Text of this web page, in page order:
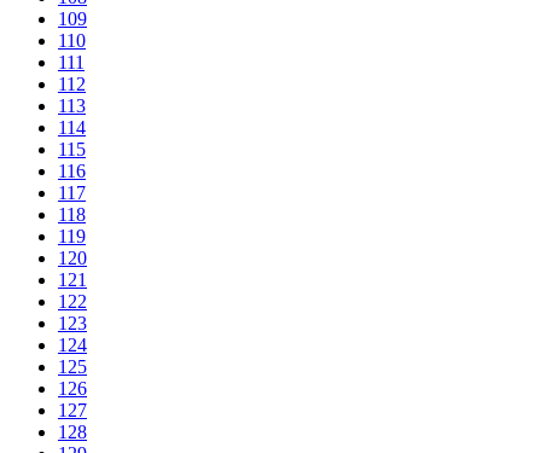
109
110
111
112
113
114
115
116
117
118
119
120
121
122
123
124
125
126
127
128